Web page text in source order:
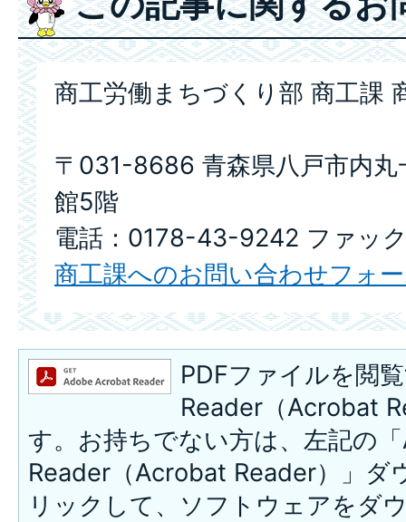
商工労働まちづくり部 商工課
〒031-8686 青森県八戸市内丸
館5階
電話：0178-43-9242 ファッ
商工課へのお問い合わせフォ
PDFファイルを閲
Reader（Acrobat
す。お持ちでない方は、左記の
Reader（Acrobat Reader）」ダ
リックして、ソフトウェアをダ